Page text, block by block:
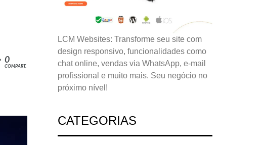
0
COMPART.
LCM Websites: Transforme seu site com
design responsivo, funcionalidades como
chat online, vendas via WhatsApp, e-mail
profissional e muito mais. Seu negócio no
próximo nível!
CATEGORIAS